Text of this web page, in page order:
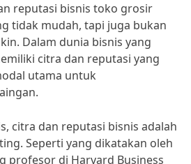
reputasi bisnis toko grosir
tidak mudah, tapi juga bukan
Dalam dunia bisnis yang
citra dan reputasi yang
utama untuk
citra dan reputasi bisnis adalah
Seperti yang dikatakan oleh
profesor di Harvard Business